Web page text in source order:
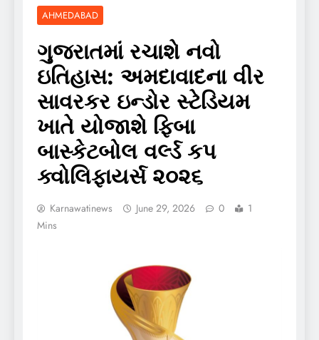
AHMEDABAD
ગુજરાતમાં રચાશે નવો
ઇતિહાસ: અમદાવાદના વીર
સાવરકર ઇન્ડોર સ્ટેડિયમ
ખાતે યોજાશે ફિબા
બાસ્કેટબોલ વર્લ્ડ કપ
ક્વોલિફાયર્સ ૨૦૨૬
Karnawatinews June 29, 2026 0
1
Mins